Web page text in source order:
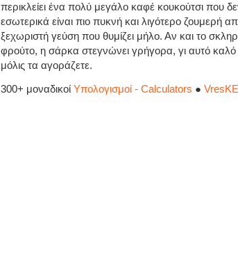
περικλείει ένα πολύ μεγάλο καφέ κουκούτσι που
εσωτερικά είναι πιο πυκνή και λιγότερο ζουμερή
ξεχωριστή γεύση που θυμίζει μήλο. Αν και το
φρούτο, η σάρκα στεγνώνει γρήγορα, γι αυτό
μόλις τα αγοράζετε.
300+ μοναδικοί Υπολογισμοί - Calculators ●